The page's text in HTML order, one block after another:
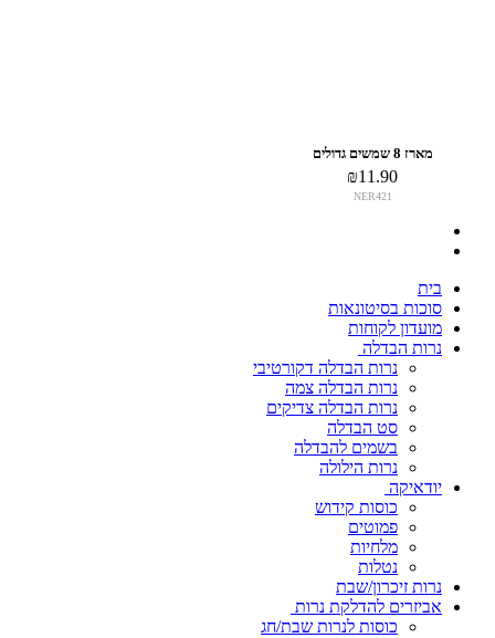
מארז 8 שמשים גדולים
₪11.90
NER421
בית
סוכות בסיטונאות
מועדון לקוחות
נרות הבדלה
נרות הבדלה דקורטיבי
נרות הבדלה צמה
נרות הבדלה צדיקים
סט הבדלה
בשמים להבדלה
נרות הילולה
יודאיקה
כוסות קידוש
פמוטים
מלחיות
נטלות
נרות זיכרון/שבת
אביזרים להדלקת נרות
כוסות לנרות שבת/חג